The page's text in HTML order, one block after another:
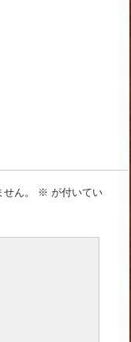
ん。 ※ が付いてい